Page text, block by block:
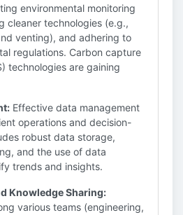
environmental monitoring
cleaner technologies (e.g.,
venting), and adhering to
regulations. Carbon capture
technologies are gaining
Effective data management
operations and decision-
robust data storage,
and the use of data
trends and insights.
Knowledge Sharing:
various teams (engineering,